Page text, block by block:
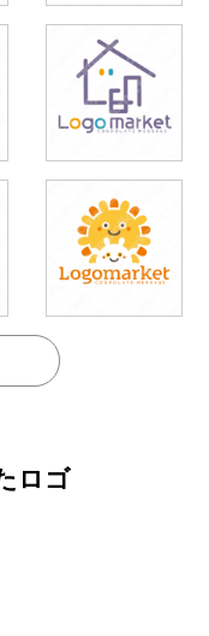
ロゴ